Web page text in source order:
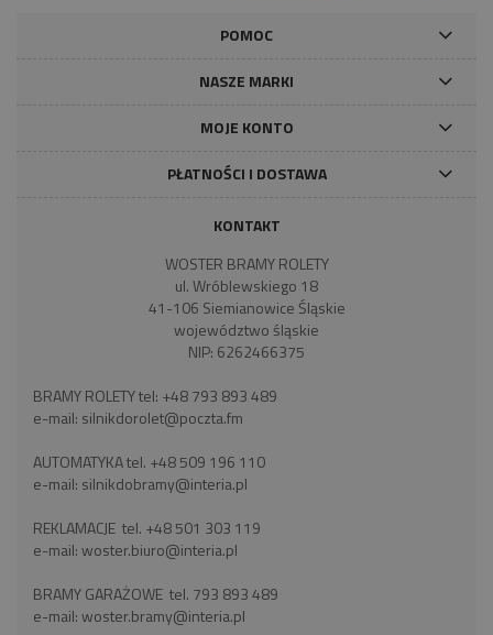
POMOC
NASZE MARKI
MOJE KONTO
PŁATNOŚCI I DOSTAWA
KONTAKT
WOSTER BRAMY ROLETY
ul. Wróblewskiego 18
41-106 Siemianowice Śląskie
województwo śląskie
NIP: 6262466375
BRAMY ROLETY tel: +48 793 893 489
e-mail: silnikdorolet@poczta.fm
AUTOMATYKA tel. +48 509 196 110
e-mail: silnikdobramy@interia.pl
REKLAMACJE tel. +48 501 303 119
e-mail:woster.biuro@interia.pl
BRAMY GARAŻOWE tel. 793 893 489
e-mail:woster.bramy@interia.pl